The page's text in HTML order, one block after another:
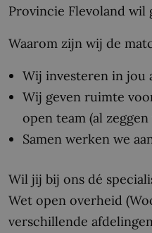
Provincie Flevoland wil
Waarom zijn wij de
Wij investeren in jou
Wij geven ruimte
open team (al
Samen werken we
Wil jij bij ons dé
Wet open overheid
verschillende